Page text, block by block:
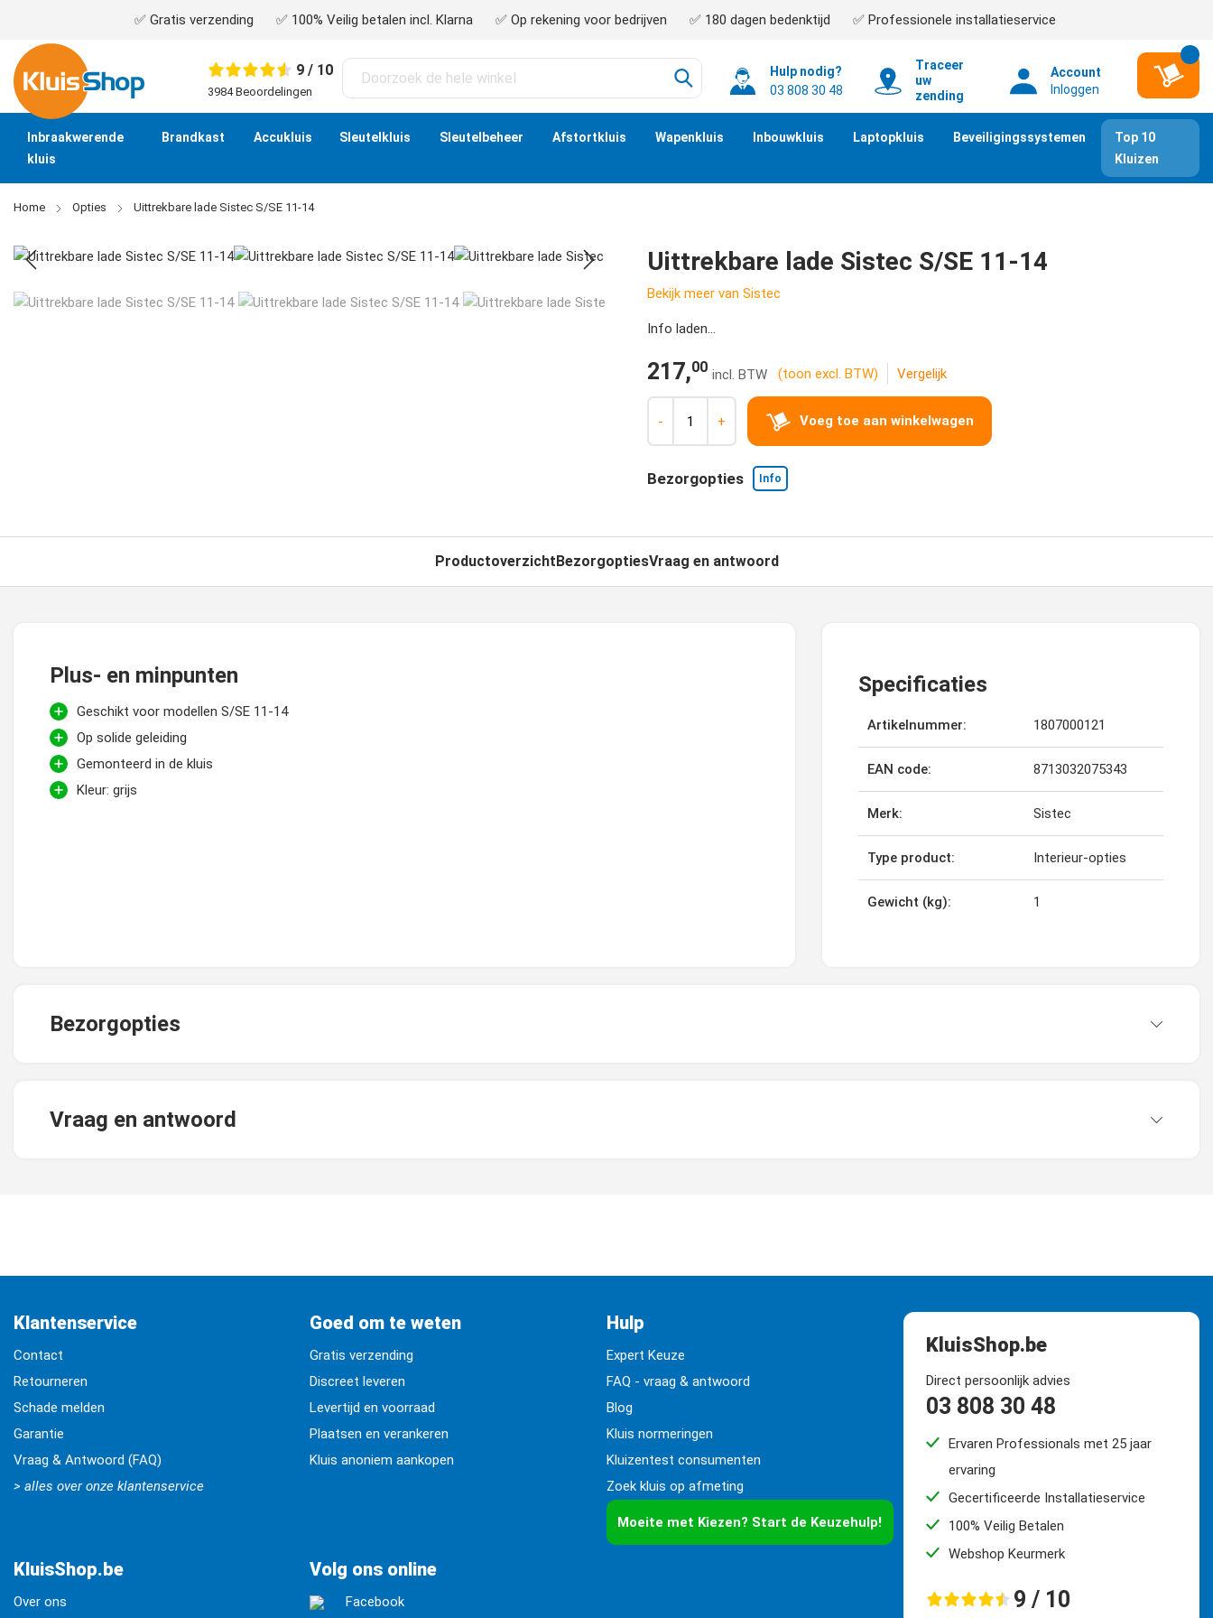
✅ Gratis verzending ✅ 100% Veilig betalen incl. Klarna ✅ Op rekening voor bedrijven ✅ 180 dagen bedenktijd ✅ Professionele installatieservice
Hulp nodig?
03 808 30 48
Traceer
uw
zending
Account
Inloggen
9 / 10
3984 Beoordelingen
Inbraakwerende
kluis
Brandkast Accukluis Sleutelkluis Sleutelbeheer Afstortkluis Wapenkluis Inbouwkluis Laptopkluis Beveiligingssystemen
Top 10
Kluizen
Home Opties Uittrekbare lade Sistec S/SE 11-14
Uittrekbare lade Sistec S/SE 11-14
Bekijk meer van Sistec
217,00 (toon excl. BTW) Vergelijk
- + Voeg toe aan winkelwagen
Bezorgopties Info
Info laden...
ProductoverzichtBezorgoptiesVraag en antwoord
Plus- en minpunten
Geschikt voor modellen S/SE 11-14
Op solide geleiding
Gemonteerd in de kluis
Kleur: grijs
Specificaties
Artikelnummer: 1807000121
EAN code: 8713032075343
Merk: Sistec
Type product: Interieur-opties
Gewicht (kg): 1
Bezorgopties
Vraag en antwoord
Klantenservice
Contact
Retourneren
Schade melden
Garantie
Vraag & Antwoord (FAQ)
> alles over onze klantenservice
Goed om te weten
Gratis verzending
Discreet leveren
Levertijd en voorraad
Plaatsen en verankeren
Kluis anoniem aankopen
Hulp
Expert Keuze
FAQ - vraag & antwoord
Blog
Kluis normeringen
Kluizentest consumenten
Zoek kluis op afmeting
Moeite met Kiezen? Start de Keuzehulp!
KluisShop.be
Over ons
Volg ons online
Facebook
KluisShop.be
Direct persoonlijk advies
03 808 30 48
Ervaren Professionals met 25 jaar
ervaring
Gecertificeerde Installatieservice
100% Veilig Betalen
Webshop Keurmerk
9 / 10